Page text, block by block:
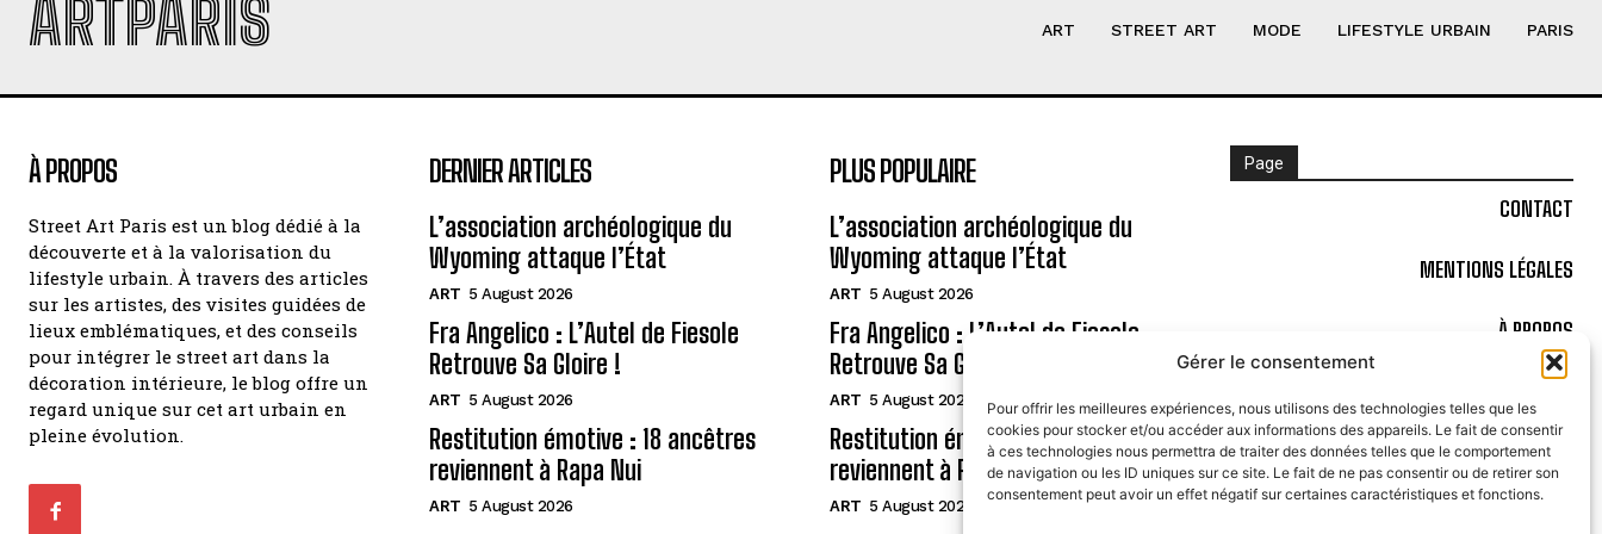
Gérer le consentement
Pour offrir les meilleures expériences, nous utilisons des technologies telles que les
cookies pour stocker et/ou accéder aux informations des appareils. Le fait de consentir
à ces technologies nous permettra de traiter des données telles que le comportement
de navigation ou les ID uniques sur ce site. Le fait de ne pas consentir ou de retirer son
consentement peut avoir un effet négatif sur certaines caractéristiques et fonctions.
ARTPARIS ART STREET ART MODE LIFESTYLE URBAIN PARIS
À PROPOS
Street Art Paris est un blog dédié à la
découverte et à la valorisation du
lifestyle urbain. À travers des articles
sur les artistes, des visites guidées de
lieux emblématiques, et des conseils
pour intégrer le street art dans la
décoration intérieure, le blog offre un
regard unique sur cet art urbain en
pleine évolution.
DERNIER ARTICLES
L’association archéologique du
Wyoming attaque l’État
ART 5 August 2026
Fra Angelico : L’Autel de Fiesole
Retrouve Sa Gloire !
ART 5 August 2026
Restitution émotive : 18 ancêtres
reviennent à Rapa Nui
ART 5 August 2026
PLUS POPULAIRE
L’association archéologique du
Wyoming attaque l’État
ART 5 August 2026
Fra Angelico : L’Autel de Fiesole
Retrouve Sa Gloire !
ART 5 August 2026
Restitution émotive : 18 ancêtres
reviennent à Rapa Nui
ART 5 August 2026
Page
CONTACT
MENTIONS LÉGALES
À PROPOS